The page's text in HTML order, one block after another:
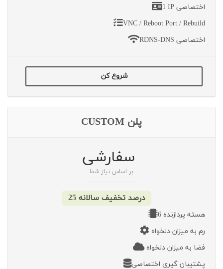
1 IP اختصاصی
VNC / Reboot Port / Rebuild
RDNS-DNS اختصاصی
شروع کن
پلن CUSTOM
بر اساس نیاز شما
25 درصد تخفیف سالانه
6 هسته پردازنده
رم به میزان دلخواه
فضا به میزان دلخواه
پشتیبان گیری اختصاصی